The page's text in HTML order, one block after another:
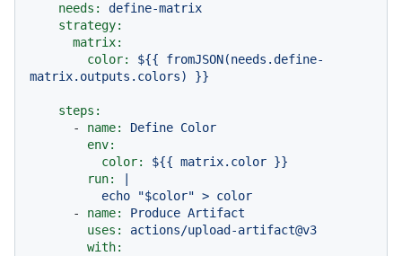
needs:
define-matrix
strategy:
matrix:
color:
${{
fromJSON(needs.define-
matrix.outputs.colors)
}}
steps:
-
name: Define Color
env:
color:
${{ matrix.color }}
run:
-
name: Produce Artifact
uses:
actions/upload-artifact@v3
with: